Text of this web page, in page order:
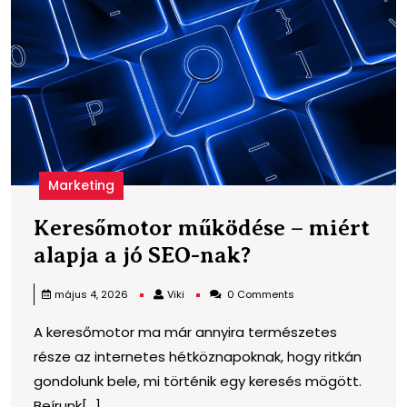
a
jó
Marketing
Keresőmotor működése – miért
alapja a jó SEO-nak?Keresőmotor
miért
alapja
a
május 4, 2026 Viki Viki 0 Comments
A keresőmotor ma már annyira természetes
része az internetes hétköznapoknak, hogy ritkán
gondolunk bele, mi történik egy keresés mögött.